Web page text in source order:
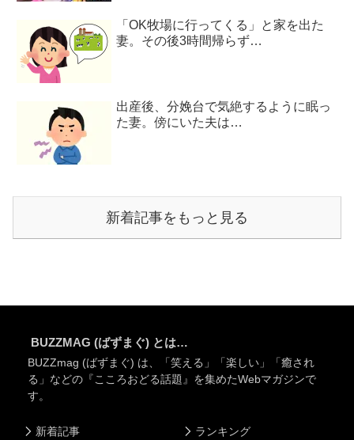
「OK牧場に行ってくる」と家を出た
妻。その後3時間帰らず…
出産後、分娩台で気絶するように眠っ
た妻。傍にいた夫は…
新着記事をもっと見る
BUZZMAG (ばずまぐ) とは…
BUZZmag (ばずまぐ) は、「笑える」「楽しい」「癒され
る」などの『こころおどる話題』を集めたWebマガジンで
す。
新着記事 ランキング